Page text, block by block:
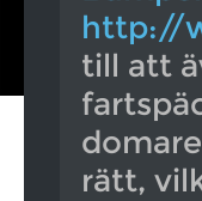
http://
till att
rätt,